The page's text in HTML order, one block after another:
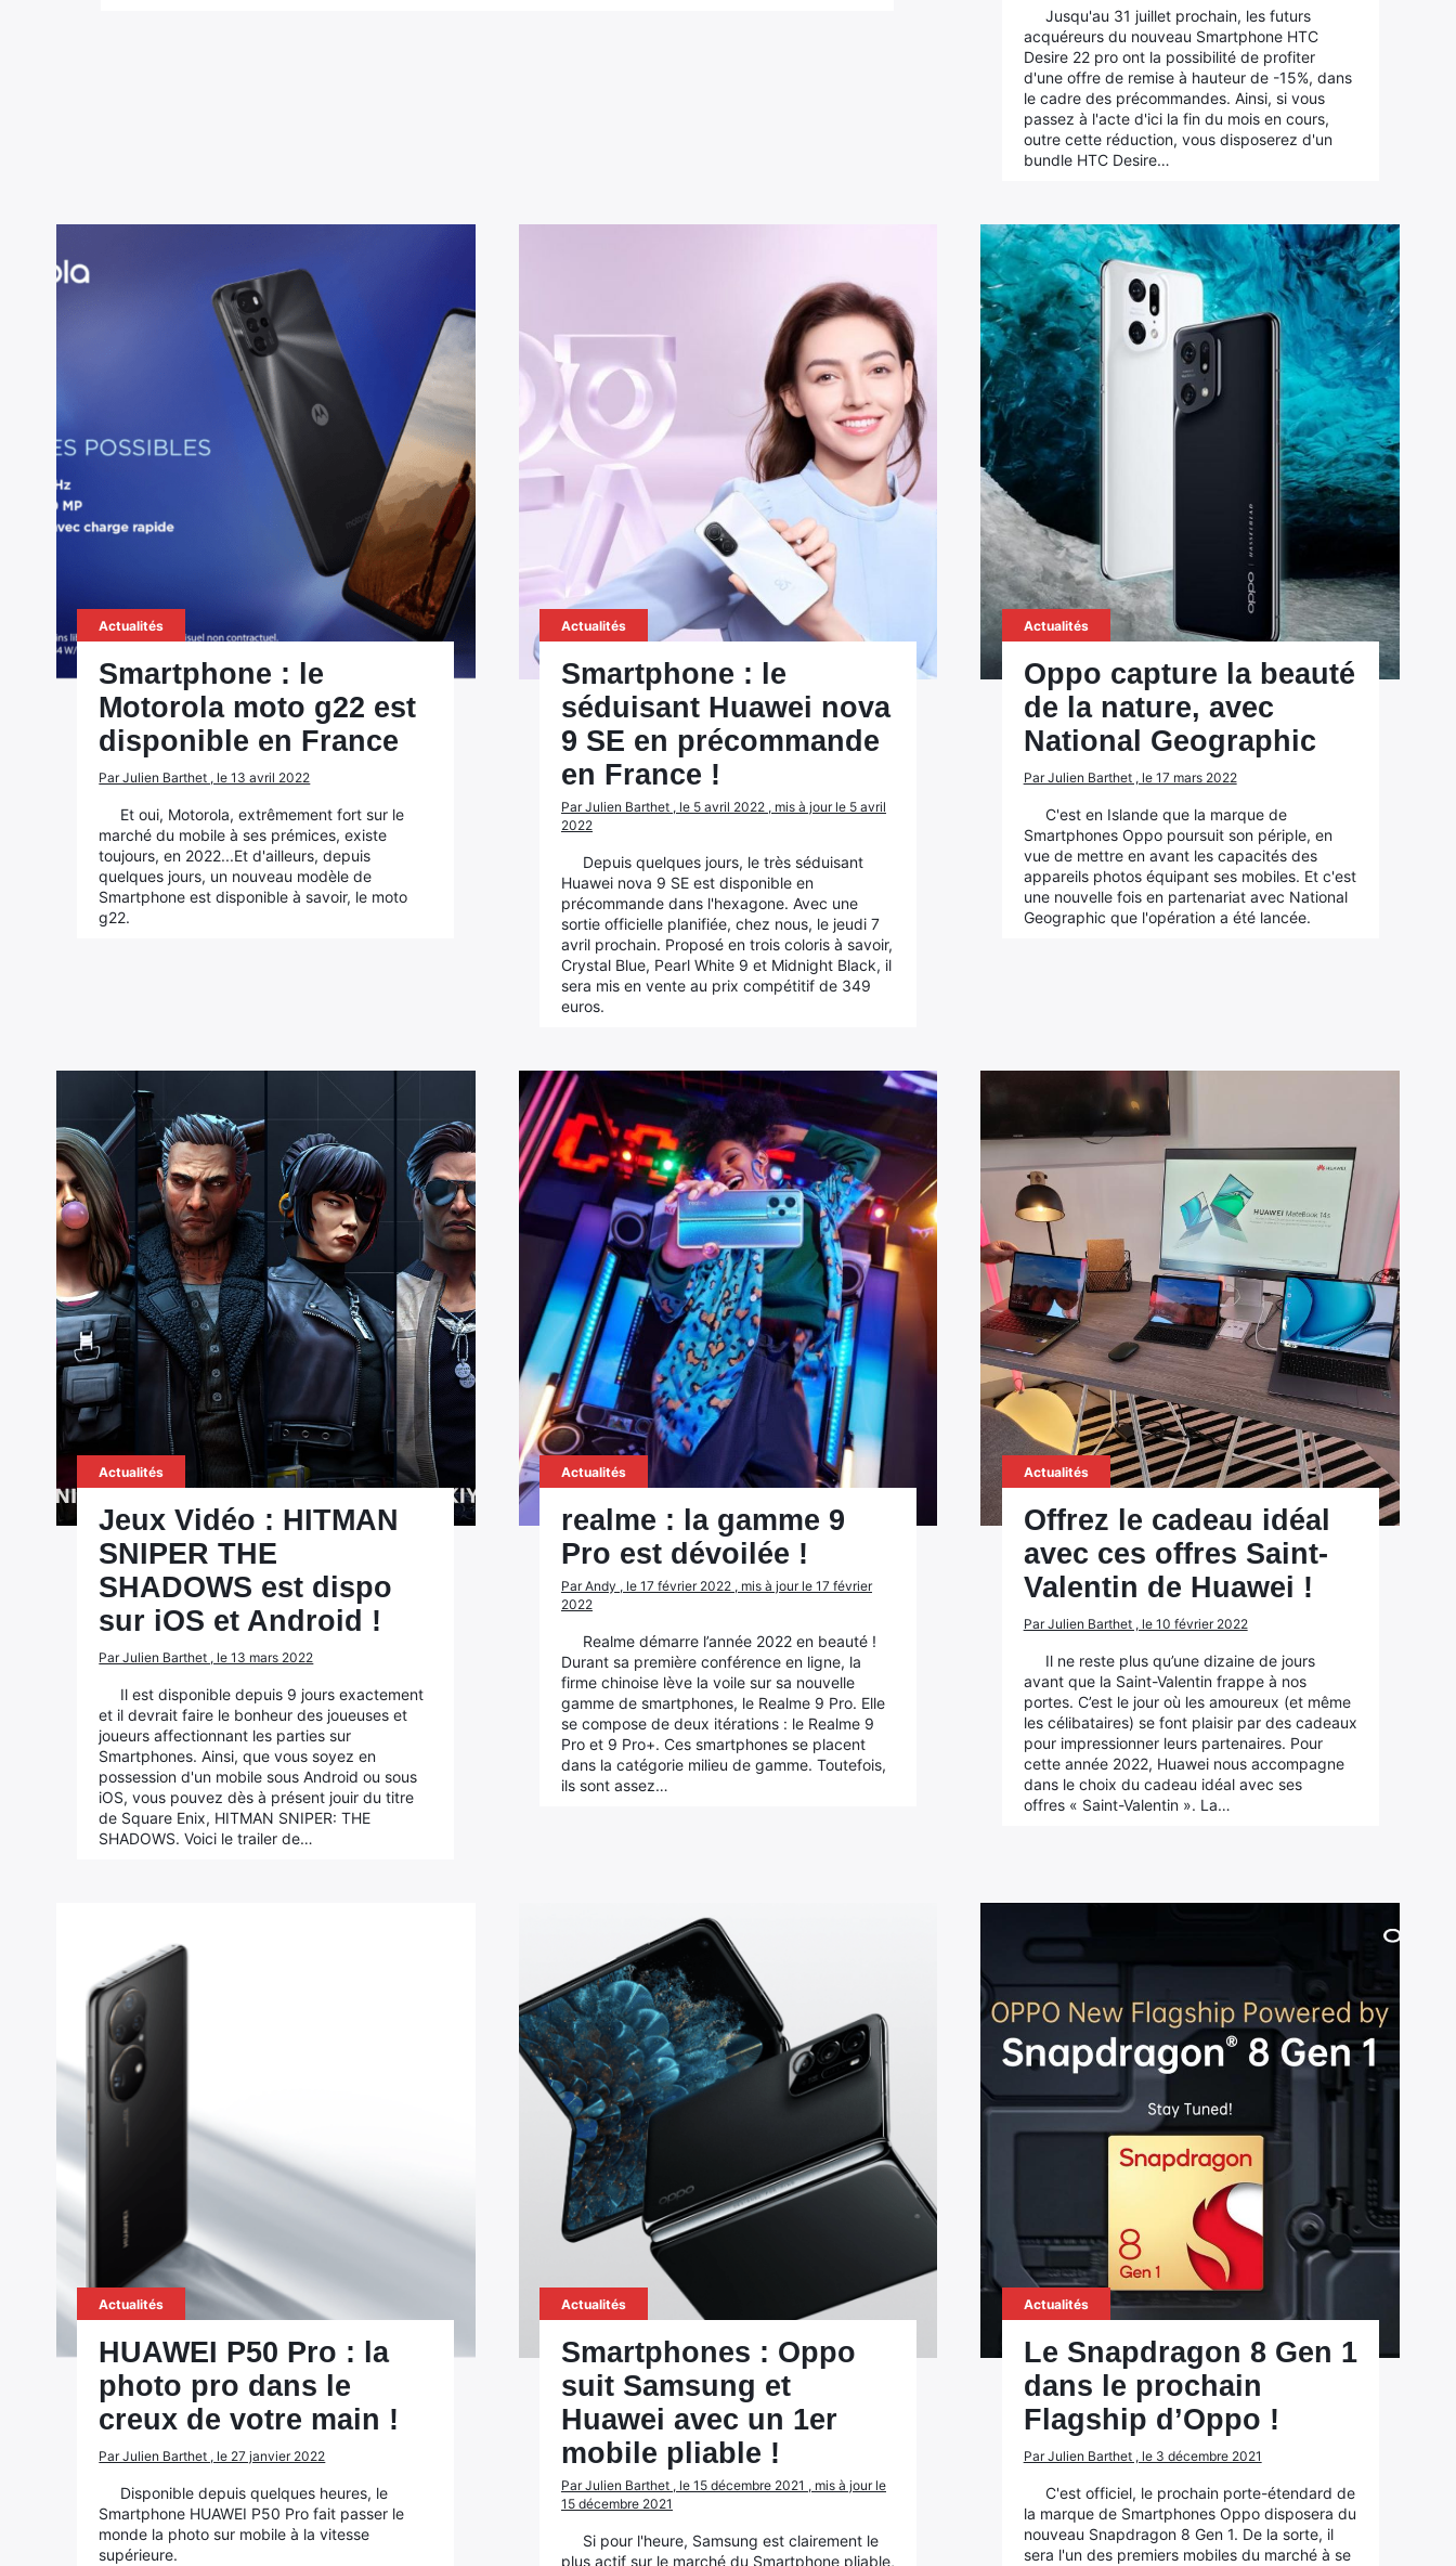
Jusqu'au 31 juillet prochain, les futurs
acquéreurs du nouveau Smartphone HTC
Desire 22 pro ont la possibilité de profiter
d'une offre de remise à hauteur de -15%, dans
le cadre des précommandes. Ainsi, si vous
passez à l'acte d'ici la fin du mois en cours,
outre cette réduction, vous disposerez d'un
bundle HTC Desire…
Actualités
Smartphone : le
Motorola moto g22 est
disponible en France
Par Julien Barthet , le 13 avril 2022
Et oui, Motorola, extrêmement fort sur le
marché du mobile à ses prémices, existe
toujours, en 2022...Et d'ailleurs, depuis
quelques jours, un nouveau modèle de
Smartphone est disponible à savoir, le moto
g22.
Actualités
Smartphone : le
séduisant Huawei nova
9 SE en précommande
en France !
Par Julien Barthet , le 5 avril 2022 , mis à jour le 5 avril
2022
Depuis quelques jours, le très séduisant
Huawei nova 9 SE est disponible en
précommande dans l'hexagone. Avec une
sortie officielle planifiée, chez nous, le jeudi 7
avril prochain. Proposé en trois coloris à savoir,
Crystal Blue, Pearl White 9 et Midnight Black, il
sera mis en vente au prix compétitif de 349
euros.
Actualités
Oppo capture la beauté
de la nature, avec
National Geographic
Par Julien Barthet , le 17 mars 2022
C'est en Islande que la marque de
Smartphones Oppo poursuit son périple, en
vue de mettre en avant les capacités des
appareils photos équipant ses mobiles. Et c'est
une nouvelle fois en partenariat avec National
Geographic que l'opération a été lancée.
Actualités
Jeux Vidéo : HITMAN
SNIPER THE
SHADOWS est dispo
sur iOS et Android !
Par Julien Barthet , le 13 mars 2022
Il est disponible depuis 9 jours exactement
et il devrait faire le bonheur des joueuses et
joueurs affectionnant les parties sur
Smartphones. Ainsi, que vous soyez en
possession d'un mobile sous Android ou sous
iOS, vous pouvez dès à présent jouir du titre
de Square Enix, HITMAN SNIPER: THE
SHADOWS. Voici le trailer de…
Actualités
realme : la gamme 9
Pro est dévoilée !
Par Andy , le 17 février 2022 , mis à jour le 17 février
2022
Realme démarre l’année 2022 en beauté !
Durant sa première conférence en ligne, la
firme chinoise lève la voile sur sa nouvelle
gamme de smartphones, le Realme 9 Pro. Elle
se compose de deux itérations : le Realme 9
Pro et 9 Pro+. Ces smartphones se placent
dans la catégorie milieu de gamme. Toutefois,
ils sont assez…
Actualités
Offrez le cadeau idéal
avec ces offres Saint-
Valentin de Huawei !
Par Julien Barthet , le 10 février 2022
Il ne reste plus qu’une dizaine de jours
avant que la Saint-Valentin frappe à nos
portes. C’est le jour où les amoureux (et même
les célibataires) se font plaisir par des cadeaux
pour impressionner leurs partenaires. Pour
cette année 2022, Huawei nous accompagne
dans le choix du cadeau idéal avec ses
offres « Saint-Valentin ». La…
Actualités
HUAWEI P50 Pro : la
photo pro dans le
creux de votre main !
Par Julien Barthet , le 27 janvier 2022
Disponible depuis quelques heures, le
Smartphone HUAWEI P50 Pro fait passer le
monde la photo sur mobile à la vitesse
supérieure.
Actualités
Smartphones : Oppo
suit Samsung et
Huawei avec un 1er
mobile pliable !
Par Julien Barthet , le 15 décembre 2021 , mis à jour le
15 décembre 2021
Si pour l'heure, Samsung est clairement le
plus actif sur le marché du Smartphone pliable,
Actualités
Le Snapdragon 8 Gen 1
dans le prochain
Flagship d’Oppo !
Par Julien Barthet , le 3 décembre 2021
C'est officiel, le prochain porte-étendard de
la marque de Smartphones Oppo disposera du
nouveau Snapdragon 8 Gen 1. De la sorte, il
sera l'un des premiers mobiles du marché à se